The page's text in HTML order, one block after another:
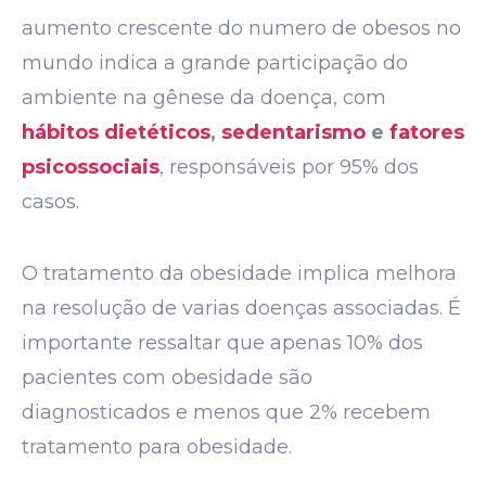
aumento crescente do numero de obesos no
mundo indica a grande participação do
ambiente na gênese da doença, com
hábitos dietéticos, sedentarismo e fatores
psicossociais, responsáveis por 95% dos
casos.
O tratamento da obesidade implica melhora
na resolução de varias doenças associadas. É
importante ressaltar que apenas 10% dos
pacientes com obesidade são
diagnosticados e menos que 2% recebem
tratamento para obesidade.